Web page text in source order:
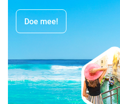
Doe mee!